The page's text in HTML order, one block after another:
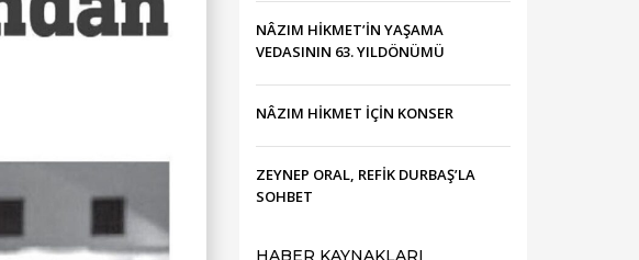
NÂZIM HİKMET’İN YAŞAMA
VEDASININ 63. YILDÖNÜMÜ
NÂZIM HİKMET İÇİN KONSER
ZEYNEP ORAL, REFİK DURBAŞ’LA
SOHBET
HABER KAYNAKLARI